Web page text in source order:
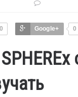
0 Google+ 0